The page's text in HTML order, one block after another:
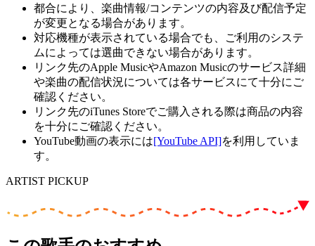
都合により、楽曲情報/コンテンツの内容及び配信予定
が変更となる場合があります。
対応機種が表示されている場合でも、ご利用のシステ
ムによっては選曲できない場合があります。
リンク先のApple MusicやAmazon Musicのサービス詳細
や楽曲の配信状況については各サービスにて十分にご
確認ください。
リンク先のiTunes Storeでご購入される際は商品の内容
を十分にご確認ください。
YouTube動画の表示には[YouTube API]を利用していま
す。
ARTIST PICKUP